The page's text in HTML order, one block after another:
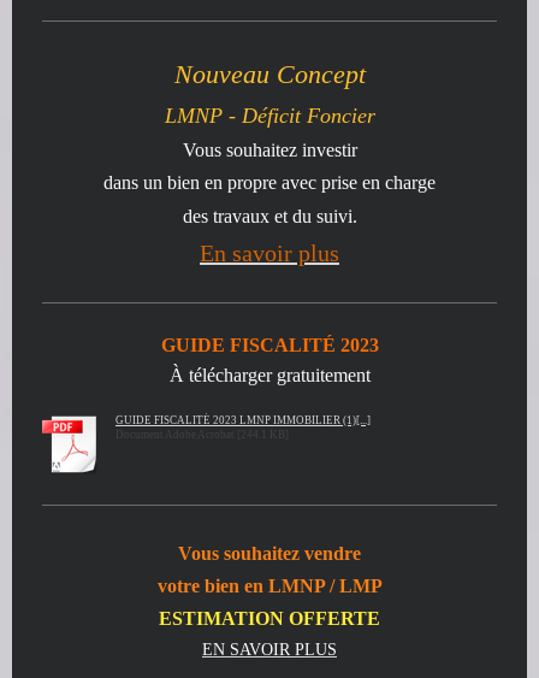
Nouveau Concept
LMNP - Déficit Foncier
Vous souhaitez investir
dans un bien en propre avec prise en charge
des travaux et du suivi.
En savoir plus
GUIDE FISCALITÉ 2023
À télécharger gratuitement
GUIDE FISCALITÉ 2023 LMNP IMMOBILIER (1)[...]
Document Adobe Acrobat [244.1 KB]
Vous souhaitez vendre
votre bien en LMNP / LMP
ESTIMATION OFFERTE
EN SAVOIR PLUS